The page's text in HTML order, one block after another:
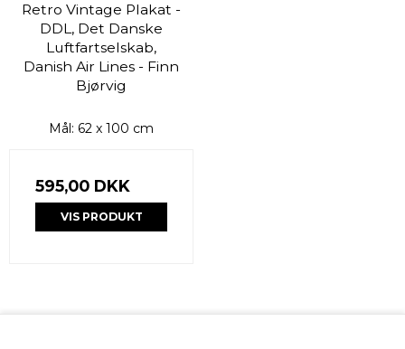
Retro Vintage Plakat -
DDL, Det Danske
Luftfartselskab,
Danish Air Lines - Finn
Bjørvig
Mål: 62 x 100 cm
595,00 DKK
VIS PRODUKT